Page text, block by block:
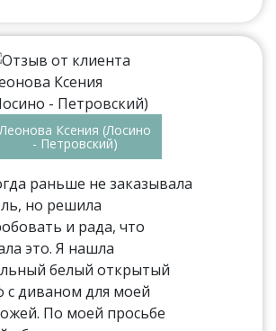
Ксения (Лосино
- Петровский)
раньше не заказывала
но решила
и рада, что
это. Я нашла
белый открытый
с диваном для моей
По моей просьбе